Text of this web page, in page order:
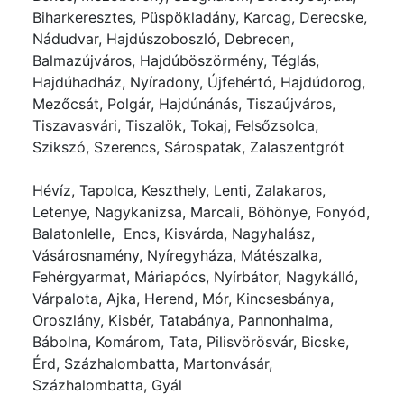
Biharkeresztes, Püspökladány, Karcag, Derecske,
Nádudvar, Hajdúszoboszló, Debrecen,
Balmazújváros, Hajdúböszörmény, Téglás,
Hajdúhadház, Nyíradony, Újfehértó, Hajdúdorog,
Mezőcsát, Polgár, Hajdúnánás, Tiszaújváros,
Tiszavasvári, Tiszalök, Tokaj, Felsőzsolca,
Szikszó, Szerencs, Sárospatak, Zalaszentgrót
Hévíz, Tapolca, Keszthely, Lenti, Zalakaros,
Letenye, Nagykanizsa, Marcali, Böhönye, Fonyód,
Balatonlelle, Encs, Kisvárda, Nagyhalász,
Vásárosnamény, Nyíregyháza, Mátészalka,
Fehérgyarmat, Máriapócs, Nyírbátor, Nagykálló,
Várpalota, Ajka, Herend, Mór, Kincsesbánya,
Oroszlány, Kisbér, Tatabánya, Pannonhalma,
Bábolna, Komárom, Tata, Pilisvörösvár, Bicske,
Érd, Százhalombatta, Martonvásár,
Százhalombatta, Gyál